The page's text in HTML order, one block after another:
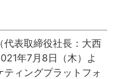
表取締役社長：大西
年7月8日（木）よ
ティングプラットフォ